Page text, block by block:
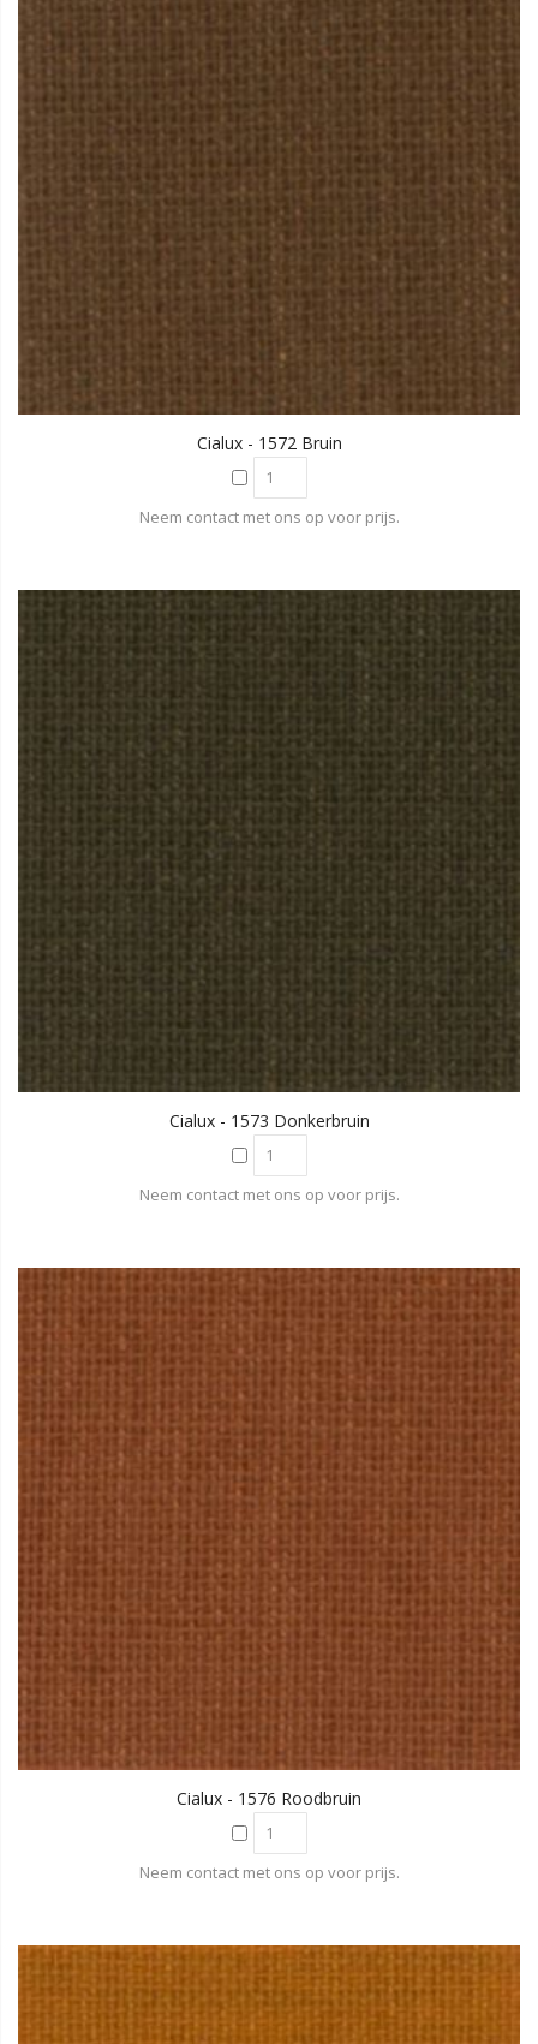
Cialux - 1572 Bruin
Neem contact met ons op voor prijs.
Cialux - 1573 Donkerbruin
Neem contact met ons op voor prijs.
Cialux - 1576 Roodbruin
Neem contact met ons op voor prijs.